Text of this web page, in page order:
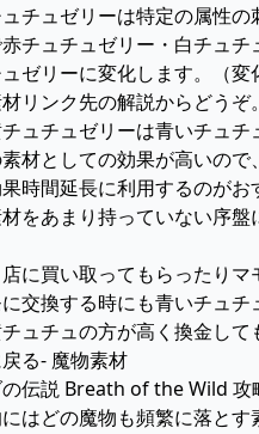
チュゼリーは特定の属性の
チュチュゼリー・白チュチ
ゼリーに変化します。（変
リンク先の解説からどうぞ
ュチュゼリーは青いチュチ
材としての効果が高いので
時間延長に利用するのがお
をあまり持っていない序盤
店に買い取ってもらったりマ
交換する時にも青いチュチ
ュチュの方が高く換金して
る- 魔物素材
伝説 Breath of the Wild 攻
はどの魔物も頻繁に落とす